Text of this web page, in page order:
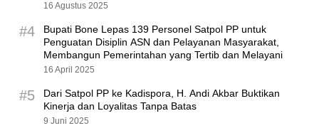
16 Agustus 2025
#4
Bupati Bone Lepas 139 Personel Satpol PP untuk
Penguatan Disiplin ASN dan Pelayanan Masyarakat,
Membangun Pemerintahan yang Tertib dan Melayani
16 April 2025
#5
Dari Satpol PP ke Kadispora, H. Andi Akbar Buktikan
Kinerja dan Loyalitas Tanpa Batas
9 Juni 2025